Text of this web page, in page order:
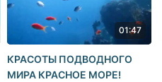
01:47
КРАСОТЫ ПОДВОДНОГО
МИРА КРАСНОЕ МОРЕ!